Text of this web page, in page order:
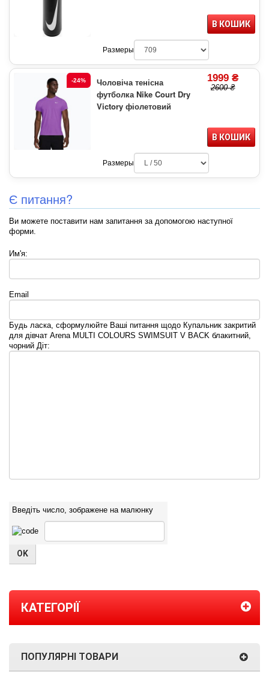
В КОШИК
Размеры
-24%
Чоловіча тенісна
футболка Nike Court Dry
Victory фіолетовий
1999 ₴
2600 ₴
В КОШИК
Размеры
Є питання?
Ви можете поставити нам запитання за допомогою наступної
форми.
Им'я:
Email
Будь ласка, сформулюйте Ваші питання щодо Купальник закритий
для дівчат Arena MULTI COLOURS SWIMSUIT V BACK блакитний,
чорний Діт:
Введіть число, зображене на малюнку
КАТЕГОРІЇ
ПОПУЛЯРНІ ТОВАРИ